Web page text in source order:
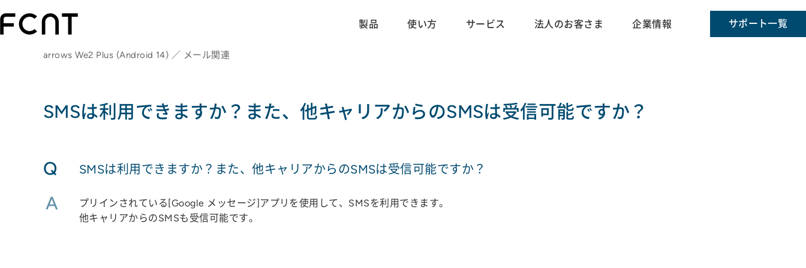
製品 使い方 サービス 法人のお客さま 企業情報 サポート一覧
arrows We2 Plus (Android 14) ／ メール関連
SMSは利用できますか？また、他キャリアからのSMSは受信可能ですか？
Q SMSは利用できますか？また、他キャリアからのSMSは受信可能ですか？
A
プリインされている[Google メッセージ]アプリを使用して、SMSを利用できます。
他キャリアからのSMSも受信可能です。